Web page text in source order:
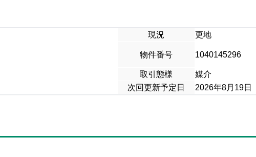
現況
更地
物件番号 1040145296
取引態様
媒介
次回更新予定日 2026年8月19日